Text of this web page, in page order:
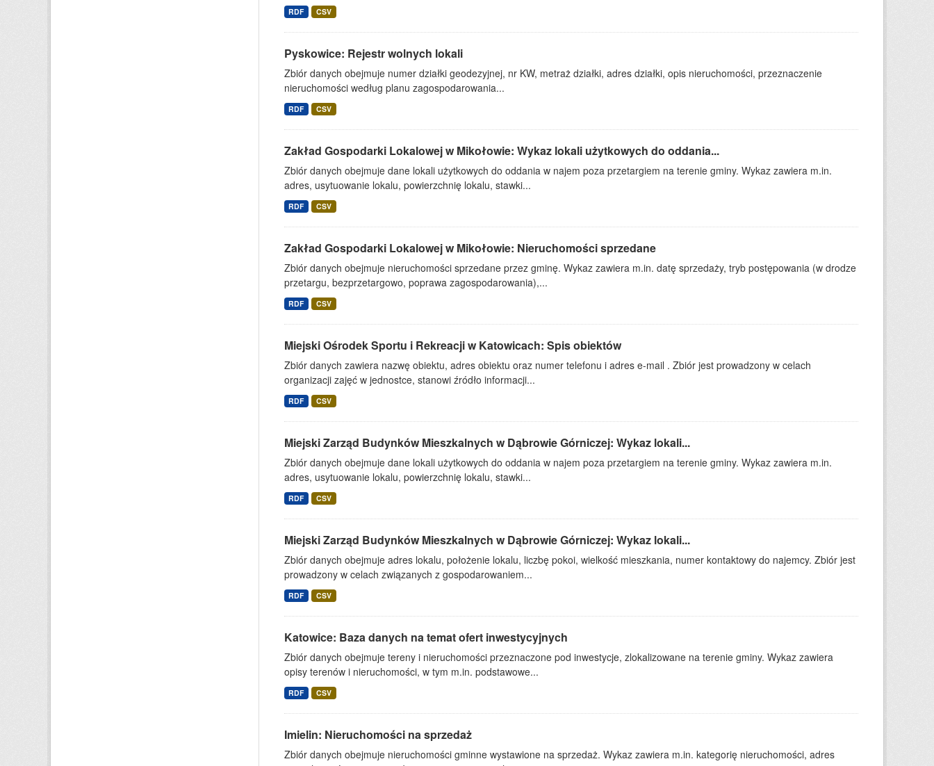
RDF CSV
Pyskowice: Rejestr wolnych lokali
Zbiór danych obejmuje numer działki geodezyjnej, nr KW, metraż działki, adres działki, opis nieruchomości, przeznaczenie
nieruchomości według planu zagospodarowania...
RDF CSV
Zakład Gospodarki Lokalowej w Mikołowie: Wykaz lokali użytkowych do oddania...
Zbiór danych obejmuje dane lokali użytkowych do oddania w najem poza przetargiem na terenie gminy. Wykaz zawiera m.in.
adres, usytuowanie lokalu, powierzchnię lokalu, stawki...
RDF CSV
Zakład Gospodarki Lokalowej w Mikołowie: Nieruchomości sprzedane
Zbiór danych obejmuje nieruchomości sprzedane przez gminę. Wykaz zawiera m.in. datę sprzedaży, tryb postępowania (w drodze
przetargu, bezprzetargowo, poprawa zagospodarowania),...
RDF CSV
Miejski Ośrodek Sportu i Rekreacji w Katowicach: Spis obiektów
Zbiór danych zawiera nazwę obiektu, adres obiektu oraz numer telefonu i adres e-mail . Zbiór jest prowadzony w celach
organizacji zajęć w jednostce, stanowi źródło informacji...
RDF CSV
Miejski Zarząd Budynków Mieszkalnych w Dąbrowie Górniczej: Wykaz lokali...
Zbiór danych obejmuje dane lokali użytkowych do oddania w najem poza przetargiem na terenie gminy. Wykaz zawiera m.in.
adres, usytuowanie lokalu, powierzchnię lokalu, stawki...
RDF CSV
Miejski Zarząd Budynków Mieszkalnych w Dąbrowie Górniczej: Wykaz lokali...
Zbiór danych obejmuje adres lokalu, położenie lokalu, liczbę pokoi, wielkość mieszkania, numer kontaktowy do najemcy. Zbiór jest
prowadzony w celach związanych z gospodarowaniem...
RDF CSV
Katowice: Baza danych na temat ofert inwestycyjnych
Zbiór danych obejmuje tereny i nieruchomości przeznaczone pod inwestycje, zlokalizowane na terenie gminy. Wykaz zawiera
opisy terenów i nieruchomości, w tym m.in. podstawowe...
RDF CSV
Imielin: Nieruchomości na sprzedaż
Zbiór danych obejmuje nieruchomości gminne wystawione na sprzedaż. Wykaz zawiera m.in. kategorię nieruchomości, adres